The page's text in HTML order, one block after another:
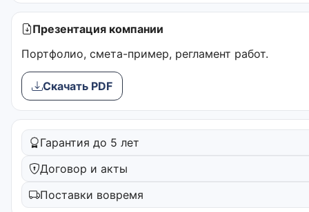
Презентация компании
Портфолио, смета-пример, регламент работ.
Скачать PDF
Гарантия до 5 лет
Договор и акты
Поставки вовремя